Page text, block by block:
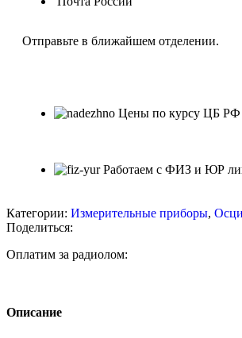
Отправьте в ближайшем отделении.
Цены по курсу ЦБ РФ
Работаем с ФИЗ и ЮР
Категории: Измерительные приборы,
Поделиться:
Оплатим за радиолом:
Описание